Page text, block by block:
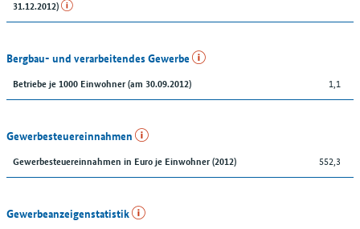
31.12.2012)
Bergbau- und verarbeitendes Gewerbe
Betriebe je 1000 Einwohner (am 30.09.2012) 1,1
Gewerbesteuereinnahmen
Gewerbesteuereinnahmen in Euro je Einwohner (2012) 552,3
Gewerbeanzeigenstatistik